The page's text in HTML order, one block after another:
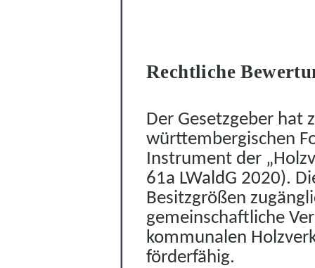
Rechtliche
Der Gesetzgeber hat
württembergischen
Instrument der
61a LWaldG 2020).
Besitzgrößen
gemeinschaftliche
kommunalen
förderfähig.